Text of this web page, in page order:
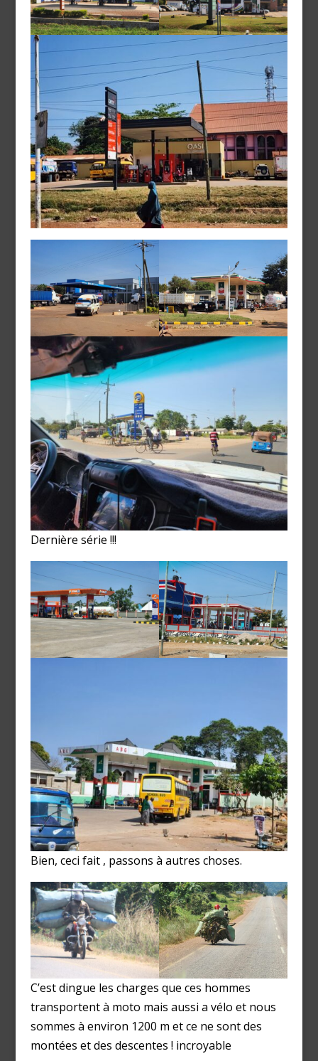
Dernière série !!!
Bien, ceci fait , passons à autres choses.
C’est dingue les charges que ces hommes
transportent à moto mais aussi a vélo et nous
sommes à environ 1200 m et ce ne sont des
montées et des descentes ! incroyable